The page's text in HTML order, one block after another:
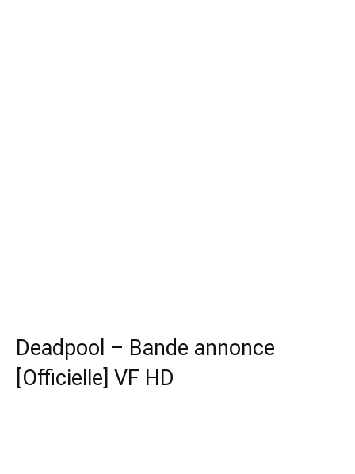
Deadpool – Bande annonce
[Officielle] VF HD